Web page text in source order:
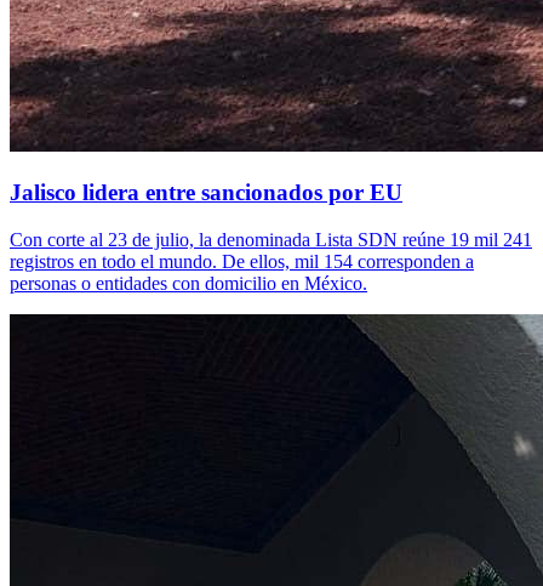
Jalisco lidera entre sancionados por EU
Con corte al 23 de julio, la denominada Lista SDN reúne 19 mil 241
registros en todo el mundo. De ellos, mil 154 corresponden a
personas o entidades con domicilio en México.